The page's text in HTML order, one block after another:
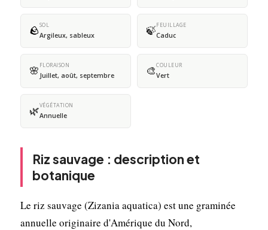
🪨SOL
Argileux, sableux 🍃FEUILLAGE
Caduc
🌸 FLORAISON
Juillet, août, septembre 🎨COULEUR
Vert
🌿VÉGÉTATION
Annuelle
Riz sauvage : description et
botanique
Le riz sauvage (Zizania aquatica) est une graminée
annuelle originaire d'Amérique du Nord,